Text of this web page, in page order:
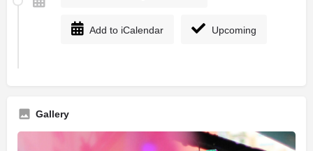
Add to iCalendar Upcoming
Gallery